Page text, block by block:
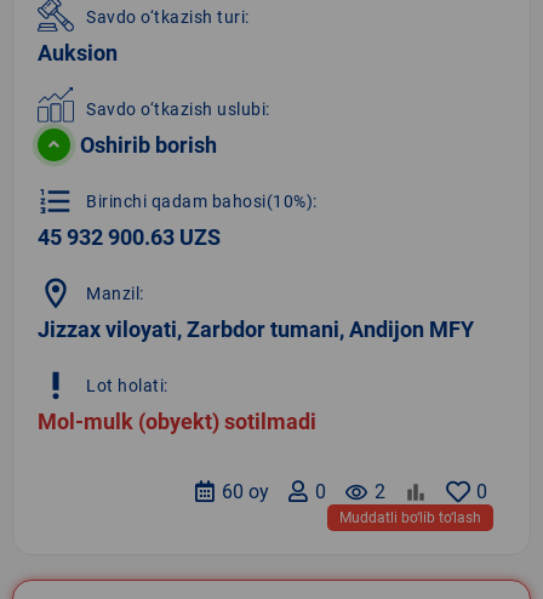
Savdo o‘tkazish turi:
Auksion
Savdo o‘tkazish uslubi:
Oshirib borish
format_list_numbered Birinchi qadam bahosi(10%):
45 932 900.63 UZS
location_on Manzil:
Jizzax viloyati, Zarbdor tumani, Andijon MFY
priority_high Lot holati:
Mol-mulk (obyekt) sotilmadi
0
remove_red_eye 2
0
60 oy
Muddatli bo‘lib to‘lash